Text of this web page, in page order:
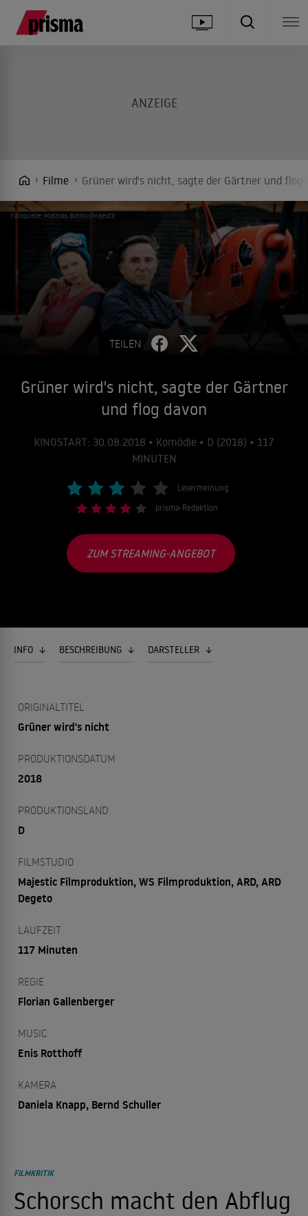
Filme Grüner wird's nicht, sagte der Gärtner und flog
Fotoquelle: Mathias Bothor/Majestic
TEILEN
Grüner wird's nicht, sagte der Gärtner
und flog davon
KINOSTART: 30.08.2018 • Komödie • D (2018) • 117
MINUTEN
Lesermeinung
prisma-Redaktion
ZUM STREAMING-ANGEBOT
INFO BESCHREIBUNG DARSTELLER
ORIGINALTITEL
Grüner wird's nicht
PRODUKTIONSDATUM
2018
PRODUKTIONSLAND
D
FILMSTUDIO
Majestic Filmproduktion, WS Filmproduktion, ARD, ARD
Degeto
LAUFZEIT
117 Minuten
REGIE
Florian Gallenberger
MUSIC
Enis Rotthoff
KAMERA
Daniela Knapp, Bernd Schuller
FILMKRITIK
Schorsch macht den Abflug